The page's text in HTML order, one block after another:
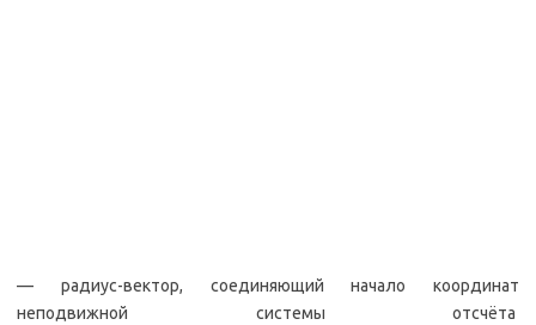
— радиус-вектор, соединяющий начало координат
неподвижной системы отсчёта